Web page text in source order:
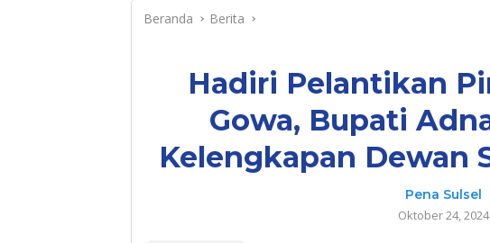
Beranda Berita
Hadiri Pelantikan
Gowa, Bupati
Kelengkapan Dewan
Pena Sulsel
Oktober 24, 2024